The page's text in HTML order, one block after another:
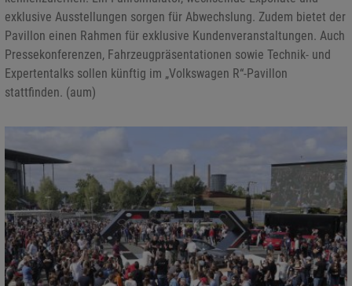
exklusive Ausstellungen sorgen für Abwechslung. Zudem bietet der
Pavillon einen Rahmen für exklusive Kundenveranstaltungen. Auch
Pressekonferenzen, Fahrzeugpräsentationen sowie Technik- und
Expertentalks sollen künftig im „Volkswagen R“-Pavillon
stattfinden. (aum)